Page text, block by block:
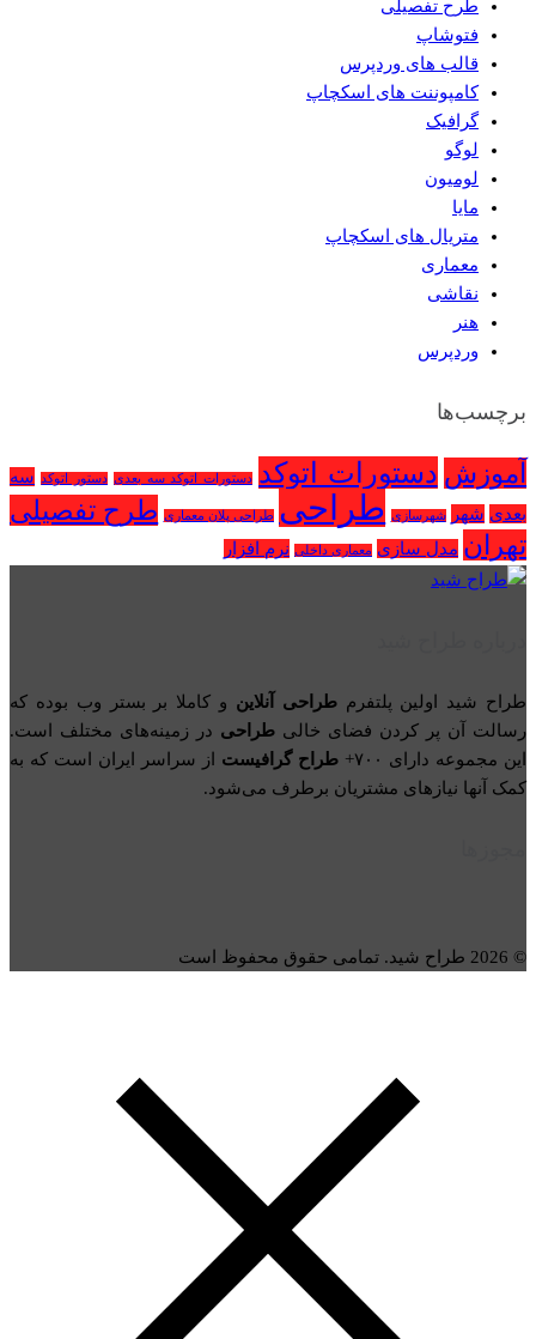
طرح تفصیلی
فتوشاپ
قالب های وردپرس
کامپوننت های اسکچاپ
گرافیک
لوگو
لومیون
مایا
متریال های اسکچاپ
معماری
نقاشی
هنر
وردپرس
برچسب‌ها
آموزش دستورات اتوکد دستورات اتوکد سه بعدی دستور اتوکد
سه
بعدی شهر شهرسازی طراحی طراحی پلان معماری طرح تفصیلی
تهران مدل سازی معماری داخلی نرم افزار
طراح شید اولین پلتفرمطراحی آنلاین و کاملا بر بستر وب بوده که
رسالت آن پر کردن فضای خالی طراحی در زمینه‌های مختلف است.
این مجموعه دارای ۷۰۰+
طراح گرافیست از سراسر ایران است که به
کمک آنها نیازهای مشتریان برطرف می‌شود.
© 2026 طراح شید. تمامی حقوق محفوظ است